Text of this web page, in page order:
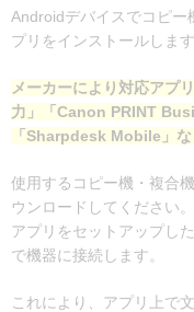
Androidデバイスでコピー
プリをインストールします
メーカーにより対応アプ
力」「Canon PRINT
「Sharpdesk Mobile」な
使用するコピー機・複合
ウンロードしてください。
アプリをセットアップし
で機器に接続します。
これにより、アプリ上で